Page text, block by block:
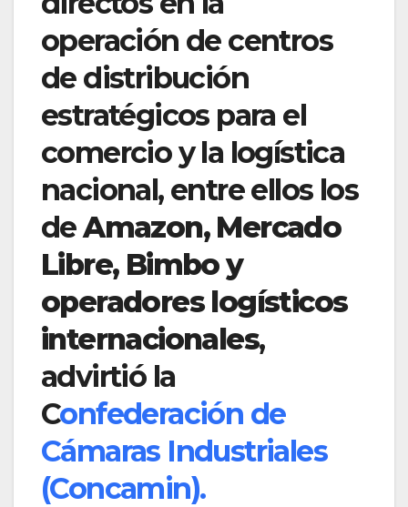
operación de centros
de distribución
estratégicos para el
comercio y la logística
nacional, entre ellos los
deAmazon, Mercado
Libre, Bimbo y
operadores logísticos
internacionales,
advirtió la
Confederación de
Cámaras Industriales
(Concamin).